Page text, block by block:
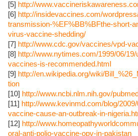
[5] http://
[6] http://insidevaccines.com/
transmission-%EF%BB%BFthe-short-
virus-vaccine-shedding/
[7] http://www.cdc.gov/vaccines/vpd-
[8] http://www.nytimes.com/1999/06/
vaccines-is-recommended.html
[9] http://en.wikipedia.org/wiki/
tion
[10] http://www.ncbi.nlm.nih.gov/
[11] http://www.kevinmd.com/blog/
vaccine-cause-an-outbreak-in-
[12] http://
oral-anti-polio-vaccine-opv-in-pakistan